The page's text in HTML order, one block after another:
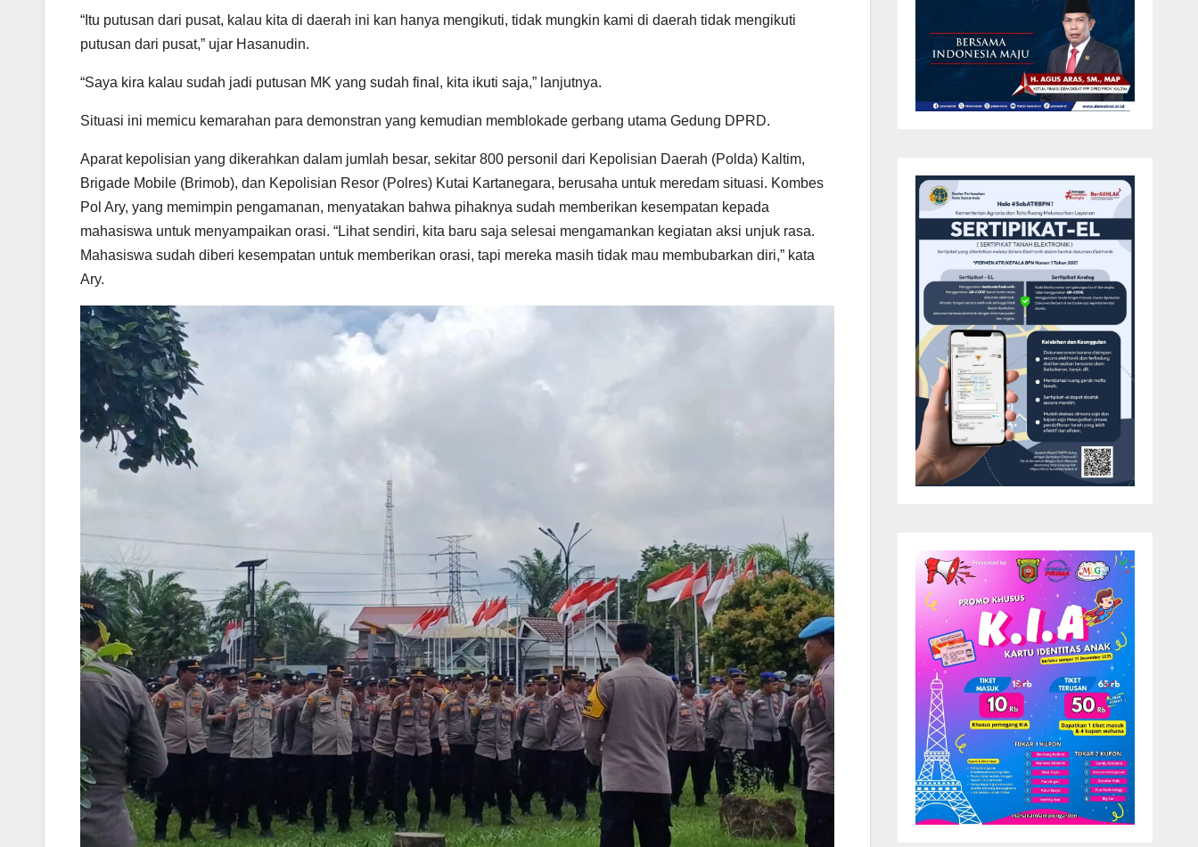
“Itu putusan dari pusat, kalau kita di daerah ini kan hanya mengikuti, tidak mungkin kami di daerah tidak mengikuti
putusan dari pusat,” ujar Hasanudin.
“Saya kira kalau sudah jadi putusan MK yang sudah final, kita ikuti saja,” lanjutnya.
Situasi ini memicu kemarahan para demonstran yang kemudian memblokade gerbang utama Gedung DPRD.
Aparat kepolisian yang dikerahkan dalam jumlah besar, sekitar 800 personil dari Kepolisian Daerah (Polda) Kaltim,
Brigade Mobile (Brimob), dan Kepolisian Resor (Polres) Kutai Kartanegara, berusaha untuk meredam situasi. Kombes
Pol Ary, yang memimpin pengamanan, menyatakan bahwa pihaknya sudah memberikan kesempatan kepada
mahasiswa untuk menyampaikan orasi. “Lihat sendiri, kita baru saja selesai mengamankan kegiatan aksi unjuk rasa.
Mahasiswa sudah diberi kesempatan untuk memberikan orasi, tapi mereka masih tidak mau membubarkan diri,” kata
Ary.